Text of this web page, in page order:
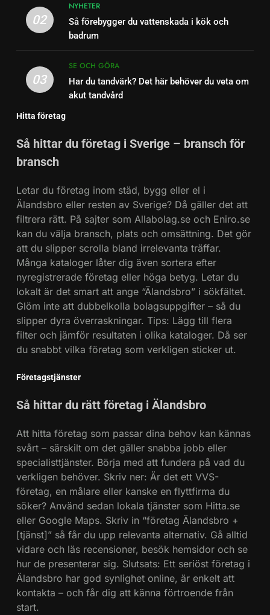
02
NYHETER
Så förebygger du vattenskada i kök och
badrum
03
SE OCH GÖRA
Har du tandvärk? Det här behöver du veta om
akut tandvård
Hitta företag
Så hittar du företag i Sverige – bransch för
bransch
Letar du företag inom städ, bygg eller el i
Älandsbro eller resten av Sverige? Då gäller det att
filtrera rätt. På sajter som Allabolag.se och Eniro.se
kan du välja bransch, plats och omsättning. Det gör
att du slipper scrolla bland irrelevanta träffar.
Många kataloger låter dig även sortera efter
nyregistrerade företag eller höga betyg. Letar du
lokalt är det smart att ange “Älandsbro” i sökfältet.
Glöm inte att dubbelkolla bolagsuppgifter – så du
slipper dyra överraskningar. Tips: Lägg till flera
filter och jämför resultaten i olika kataloger. Då ser
du snabbt vilka företag som verkligen sticker ut.
Företagstjänster
Så hittar du rätt företag i Älandsbro
Att hitta företag som passar dina behov kan kännas
svårt – särskilt om det gäller snabba jobb eller
specialisttjänster. Börja med att fundera på vad du
verkligen behöver. Skriv ner: Är det ett VVS-
företag, en målare eller kanske en flyttfirma du
söker? Använd sedan lokala tjänster som Hitta.se
eller Google Maps. Skriv in “företag Älandsbro +
[tjänst]” så får du upp relevanta alternativ. Gå alltid
vidare och läs recensioner, besök hemsidor och se
hur de presenterar sig. Slutsats: Ett seriöst företag i
Älandsbro har god synlighet online, är enkelt att
kontakta – och får dig att känna förtroende från
start.